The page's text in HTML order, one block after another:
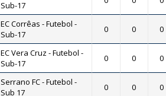
Sub-17
EC Corrêas - Futebol -
Sub-17
0 0 0
EC Vera Cruz - Futebol -
Sub-17
0 0 0
Serrano FC - Futebol -
Sub 17
0 0 0